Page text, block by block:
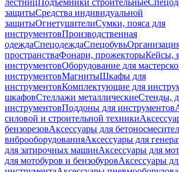
лестницПодъемники строительные
защитыСредства индивидуальной
защитыОгнетушителиСумки, пояса для
инструментовПроизводственная
одеждаСпецодеждаСпецобувь
пространстваФонари, прожекторыКейсы,
инструментовОборудование для
инструментовМагнитыШкафы для
инструментовКомплектующие для
шкафовСтеллажи металлическиеСтенды,
инструментовПоддоны для инструментов
силовой и строительной техники
бензорезовАксессуары для
виброоборудованияАксессуары для
для затирочных машинАксессуары для
для мотобуров и бензобуровАксессуары